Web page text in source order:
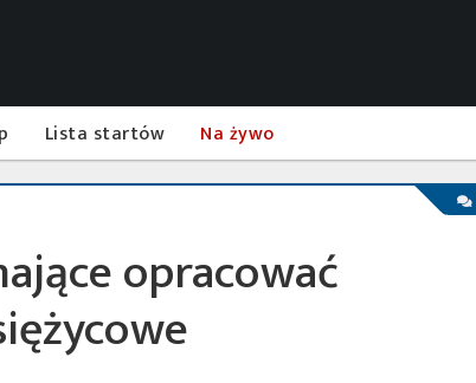
Lista startów Na żywo
opracować